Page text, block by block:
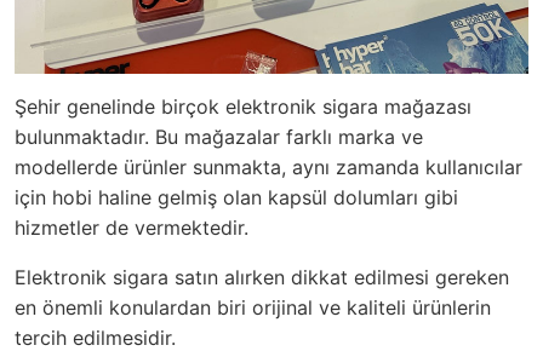
Şehir genelinde birçok elektronik sigara mağazası
bulunmaktadır. Bu mağazalar farklı marka ve
modellerde ürünler sunmakta, aynı zamanda kullanıcılar
için hobi haline gelmiş olan kapsül dolumları gibi
hizmetler de vermektedir.
Elektronik sigara satın alırken dikkat edilmesi gereken
en önemli konulardan biri orijinal ve kaliteli ürünlerin
tercih edilmesidir.